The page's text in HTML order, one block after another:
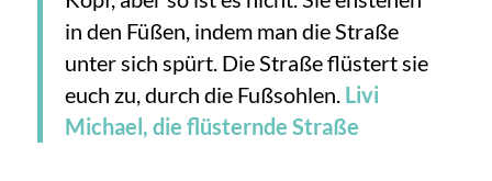
in den Füßen, indem man die Straße
unter sich spürt. Die Straße flüstert sie
euch zu, durch die Fußsohlen. Livi
Michael, die flüsternde Straße